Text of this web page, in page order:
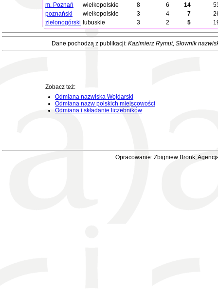
m. Poznań
wielkopolskie 8 6 14
poznański
wielkopolskie 3 4 7
zielonogórski lubuskie 3 2 5
Dane pochodzą z publikacji: Kazimierz Rymut, Słownik
Zobacz też:
Odmiana nazwiska Wojdarski
Odmiana nazw polskich miejscowości
Odmiana i składanie liczebników
Opracowanie: Zbigniew Bronk,